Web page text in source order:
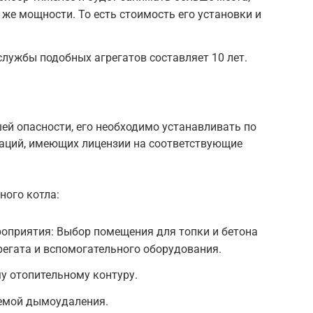
мощности. То есть стоимость его установки и
подобных агрегатов составляет 10 лет.
опасности, его необходимо устанавливать по
имеющих лицензии на соответствующие
котла:
Выбор помещения для топки и бетона
и вспомогательного оборудования.
отопительному контуру.
дымоудаления.